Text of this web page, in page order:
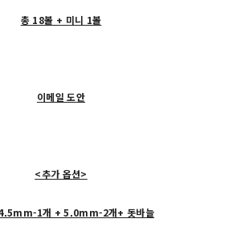
총 18볼 + 미니 1볼
이메일 도안
<추가 옵션>
1개 + 5.0mm-2개+ 돗바늘